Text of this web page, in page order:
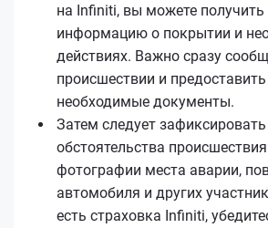
на Infiniti, вы можете
информацию о покрытии и
действиях. Важно сразу
происшествии и предоставить
необходимые документы.
Затем следует зафиксировать
обстоятельства
фотографии места аварии,
автомобиля и других
есть страховка Infiniti,